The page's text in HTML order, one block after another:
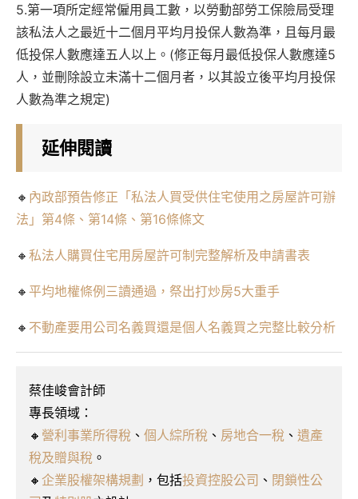
5.第一項所定經常僱用員工數，以勞動部勞工保險局受理
該私法人之最近十二個月平均月投保人數為準，且每月最
低投保人數應達五人以上。(修正每月最低投保人數應達5
人，並刪除設立未滿十二個月者，以其設立後平均月投保
人數為準之規定)
延伸閱讀
🔸 內政部預告修正「私法人買受供住宅使用之房屋許可辦
法」第4條、第14條、第16條條文
🔸 私法人購買住宅用房屋許可制完整解析及申請書表
🔸 平均地權條例三讀通過，祭出打炒房5大重手
🔸 不動產要用公司名義買還是個人名義買之完整比較分析
蔡佳峻會計師
專長領域：
🔸 營利事業所得稅 、 個人綜所稅 、 房地合一稅 、 遺產
稅及贈與稅 。
🔸 企業股權架構規劃 ，包括投資控股公司 、 閉鎖性公